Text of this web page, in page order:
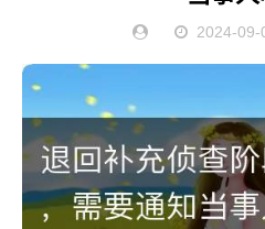
2024-09-